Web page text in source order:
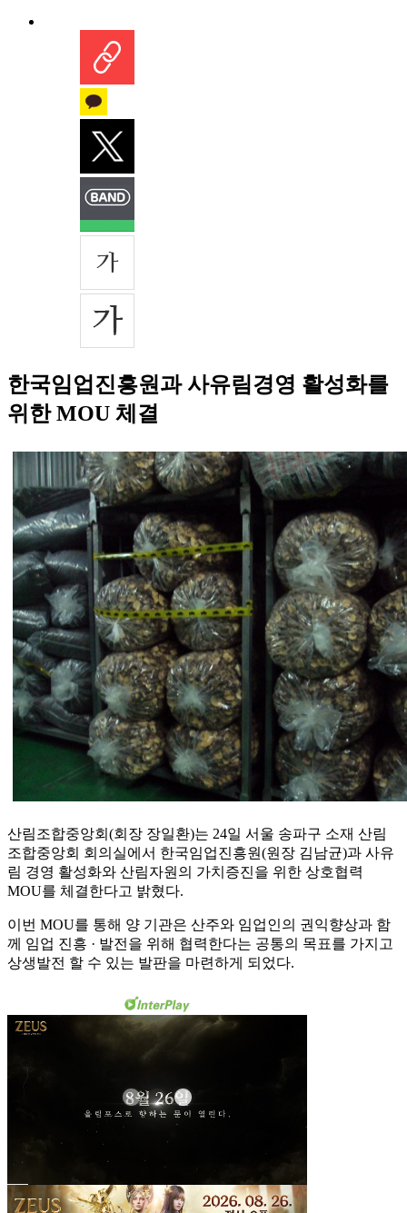
한국임업진흥원과 사유림경영 활성화를
위한 MOU 체결
산림조합중앙회(회장 장일환)는 24일 서울 송파구 소재 산림
조합중앙회 회의실에서 한국임업진흥원(원장 김남균)과 사유
림 경영 활성화와 산림자원의 가치증진을 위한 상호협력
MOU를 체결한다고 밝혔다.
이번 MOU를 통해 양 기관은 산주와 임업인의 권익향상과 함
께 임업 진흥 · 발전을 위해 협력한다는 공통의 목표를 가지고
상생발전 할 수 있는 발판을 마련하게 되었다.